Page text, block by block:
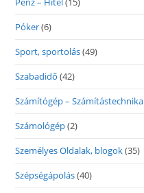
Póker(6)
Sport, sportolás(49)
Szabadidő (42)
Számítógép – Számítástechnika
Számológép(2)
Személyes Oldalak, blogok(35)
Szépségápolás(40)